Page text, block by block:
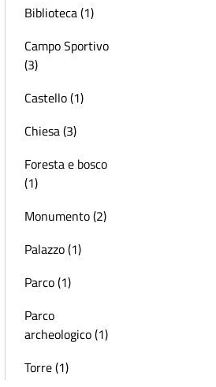
Biblioteca (1)
Campo Sportivo
(3)
Castello (1)
Chiesa (3)
Foresta e bosco
(1)
Monumento (2)
Palazzo (1)
Parco (1)
Parco
archeologico (1)
Torre (1)